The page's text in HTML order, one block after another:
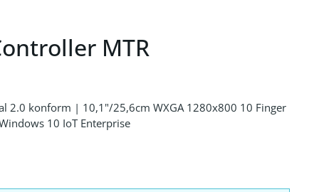
MTR
2.0 konform | 10,1"/25,6cm WXGA 1280x800 10 Finger
10 IoT Enterprise